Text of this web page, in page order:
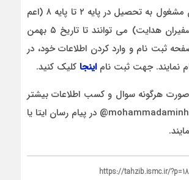
طلاب و حوزویان مشغول به تحصیل در پایه ۲ تا پایه ۸ (اعم
از بلند مدت و سفیران هدایت) می توانند تا تاریخ ۵ بهمن
ثبت نام و وارد کردن اطلاعات خود، در
نمایند. جهت ثبت ناماینجا کلیک کنید.
صورت هرگونه سوال و کسب اطلاعات بیشتر
به شناسه mohammadaminhabibi@ در پیام رسان ایتا یا
https://tahzib.ismc.ir/